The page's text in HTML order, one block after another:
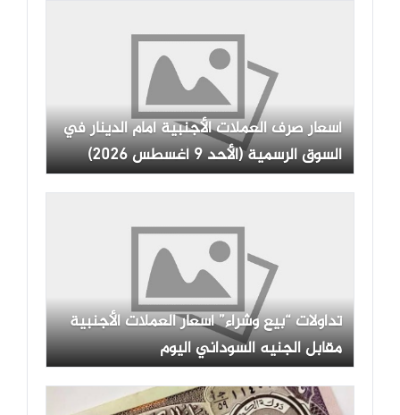
أسعار صرف العملات الأجنبية أمام الدينار في
السوق الرسمية (الأحد 9 أغسطس 2026)
تداولات “بيع وشراء” أسعار العملات الأجنبية
مقابل الجنيه السوداني اليوم